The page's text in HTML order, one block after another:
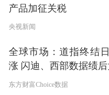
他强调，算力用电
供给提出了更高要
配置与算力设施建
以算促电。支持利
电力系统模式，探
产品加征关税
央视新闻
全球市场：道指终结
涨 闪迪、西部数据绩后
东方财富Choice数据